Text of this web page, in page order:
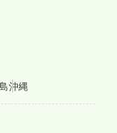
沖縄